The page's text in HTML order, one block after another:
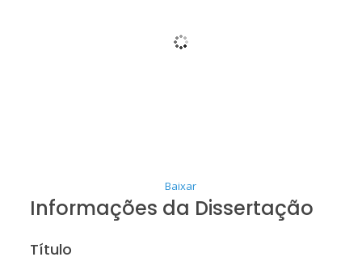
Baixar
Informações da Dissertação
Título